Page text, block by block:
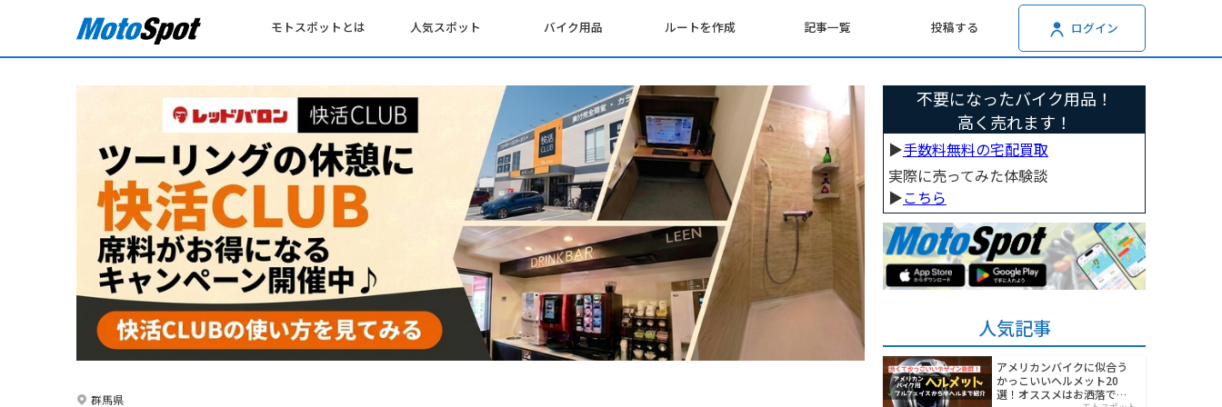
モトスポットとは 人気スポット バイク用品 ルートを作成 記事一覧 投稿する ログイン
群馬県
不要になったバイク用品！
高く売れます！
▶︎手数料無料の宅配買取
実際に売ってみた体験談
▶︎こちら
人気記事
アメリカンバイクに似合う
かっこいいヘルメット20
選！オススメはお洒落でワ